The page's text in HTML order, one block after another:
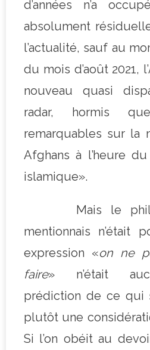
d’années n’a
absolument
l’actualité, sauf au
du mois d’août 2021,
nouveau quasi
radar, hormis
remarquables sur la
Afghans à l’heure
islamique».
Mais le
mentionnais n’était
expression «on ne
faire» n’était
prédiction de ce qui
plutôt une
Si l’on obéit au